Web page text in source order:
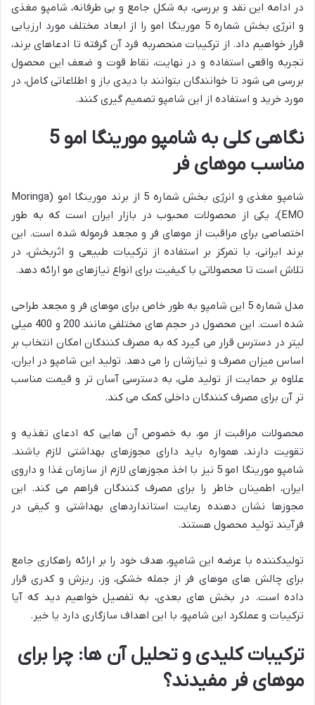
در ادامه این نقد و بررسی، به شکل جامع و بی طرفانه، شامپو مغذی
و انرژی بخش شماره 5 مورینگا امو را از ابعاد مختلف مورد ارزیابی
قرار خواهیم داد. از ترکیبات منحصربه فرد آن گرفته تا ادعاهای برند،
تجربه واقعی استفاده و در نهایت، نقاط قوت و ضعف این محصول
بررسی می شود تا خوانندگان بتوانند با دیدی باز و اطلاعاتی کامل، در
مورد خرید و استفاده از این شامپو تصمیم گیری کنند.
نگاهی کلی به شامپو مورینگا امو 5
مناسب موهای فر
شامپو مغذی و انرژی بخش شماره 5 از برند مورینگا امو (Moringa
EMO)، یکی از محصولات محبوب در بازار ایران است که به طور
اختصاصی برای مراقبت از موهای فر و مجعد فرموله شده است. این
برند ایرانی، با تمرکز بر استفاده از ترکیبات طبیعی و اثربخش، در
تلاش است تا محصولاتی با کیفیت برای انواع نیازهای مو ارائه دهد.
مدل شماره 5 این شامپو به طور خاص برای موهای فر و مجعد طراحی
شده است. این محصول در حجم های مختلفی مانند 200 و 400 میلی
لیتر در دسترس قرار می گیرد که به مصرف کنندگان امکان انتخاب بر
اساس میزان مصرف و نیازشان را می دهد. تولید این شامپو در ایران،
علاوه بر حمایت از تولید ملی، به دسترسی آسان تر و قیمت مناسب
تر آن برای مصرف کنندگان داخلی کمک می کند.
محصولات مراقبت از مو، به خصوص آن هایی که ادعای تغذیه و
تقویت دارند، همواره باید دارای مجوزهای بهداشتی لازم باشند.
شامپو مورینگا امو 5 نیز با اخذ مجوزهای لازم از سازمان غذا و داروی
ایران، اطمینان خاطر را برای مصرف کنندگان فراهم می کند. این
مجوزها نشان دهنده رعایت استانداردهای بهداشتی و کیفی در
فرآیند تولید محصول هستند.
تولیدکننده با عرضه این شامپو، هدف خود را بر ارائه راهکاری جامع
برای چالش های موهای فر از جمله خشکی، وز، ریزش و کدری قرار
داده است. در بخش های بعدی، به تفصیل خواهیم دید که آیا
ترکیبات و عملکرد این شامپو، با این اهداف سازگاری دارد یا خیر.
ترکیبات کلیدی و تحلیل آن ها: چرا برای
موهای فر مفیدند؟